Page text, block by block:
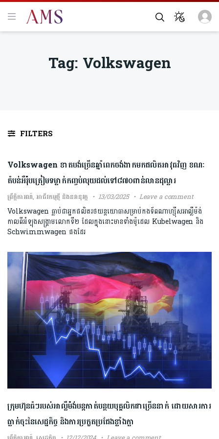
Tag: Volkswagen
FILTERS
Volkswagen ខាតបង់ច្រើនឆ្នាំពេកចង់ងាកមកផលិតអាវុធវិញ ខណៈ
តំបន់អឺរ៉ុបត្រៀមទម្លាក់កញ្ចប់លុយដល់ទៅ៨៧០ពាន់លានដុល្លារ
ព្រឹត្តិការណ៍, អាជីវកម្មថ្មី និងនវានុវត្ត 13/03/2025 Leave a comment
Volkswagen ធ្លាប់ជាអ្នកផលិតរថយន្តយោធាសម្រាប់កងទ័ពណាហ្ស៊ីសអាល្លឺម៉ង់
កាលពីអំឡុងសង្គ្រាមលោកទី២ ដែលក្នុងនោះមានទាំងម៉ូដេល Kubelwagen និង
Schwimmwagen ផងដែរ
ក្រុមហ៊ុនធំៗរបស់អាល្លឺម៉ង់បន្តកាត់បន្ថយបុគ្គលិកជាច្រើននាក់ ដោយសារការ
ធ្លាក់ចុះនៃសេដ្ឋកិច្ច និងការប្រកួតប្រជែងខ្លាំងក្លា